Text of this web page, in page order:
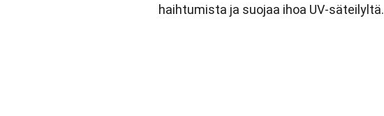
haihtumista ja suojaa ihoa UV-säteilyltä.